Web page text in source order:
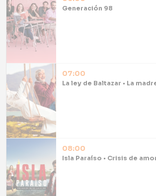
Generación 98
07:00
08:00